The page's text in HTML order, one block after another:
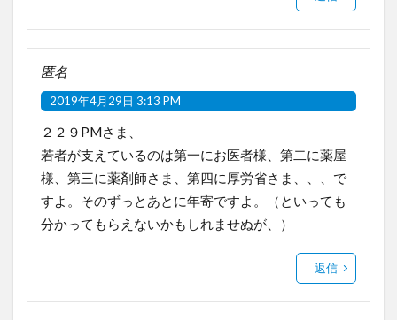
匿名
2019年4月29日 3:13 PM
２２９PMさま、
若者が支えているのは第一にお医者様、第二に薬屋
様、第三に薬剤師さま、第四に厚労省さま、、、で
すよ。そのずっとあとに年寄ですよ。（といっても
分かってもらえないかもしれませぬが、）
返信